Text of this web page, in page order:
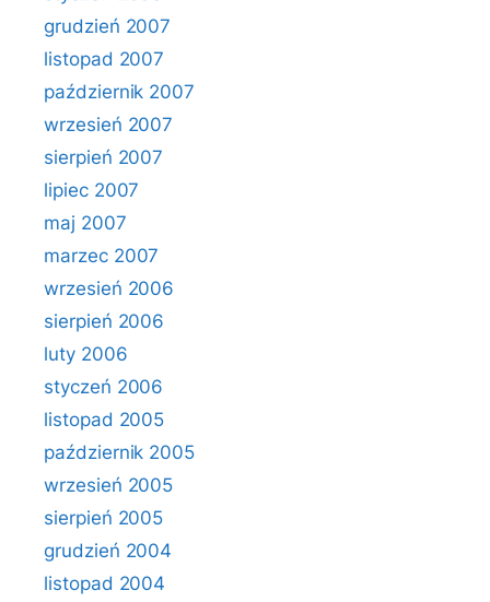
grudzień 2007
listopad 2007
październik 2007
wrzesień 2007
sierpień 2007
lipiec 2007
maj 2007
marzec 2007
wrzesień 2006
sierpień 2006
luty 2006
styczeń 2006
listopad 2005
październik 2005
wrzesień 2005
sierpień 2005
grudzień 2004
listopad 2004